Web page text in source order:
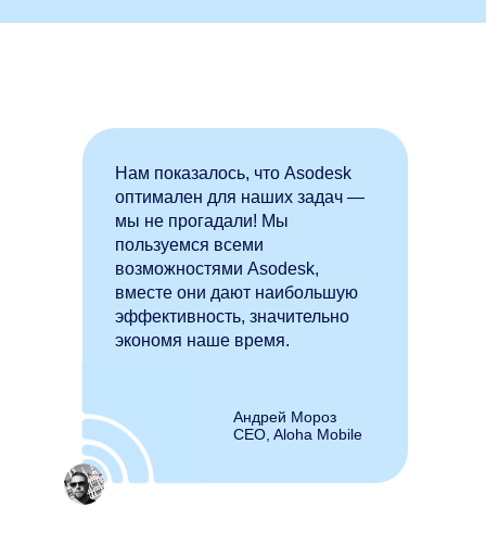
Андрей Мороз
CEO, Aloha Mobile
Нам показалось, что Asodesk
оптимален для наших задач —
мы не прогадали! Мы
пользуемся всеми
возможностями Asodesk,
вместе они дают наибольшую
эффективность, значительно
экономя наше время.